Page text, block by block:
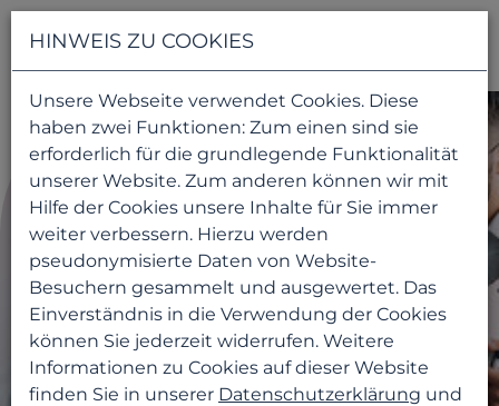
HINWEIS ZU COOKIES
Unsere Webseite verwendet Cookies. Diese
haben zwei Funktionen: Zum einen sind sie
erforderlich für die grundlegende Funktionalität
unserer Website. Zum anderen können wir mit
Hilfe der Cookies unsere Inhalte für Sie immer
weiter verbessern. Hierzu werden
pseudonymisierte Daten von Website-
Besuchern gesammelt und ausgewertet. Das
Einverständnis in die Verwendung der Cookies
können Sie jederzeit widerrufen. Weitere
Informationen zu Cookies auf dieser Website
finden Sie in unserer Datenschutzerklärung und